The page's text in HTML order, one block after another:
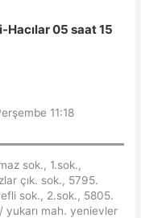
Hacılar 05 saat 15
11:18
sok., 1.sok.,
çık. sok., 5795.
sok., 2.sok., 5805.
yukarı mah. yenievler